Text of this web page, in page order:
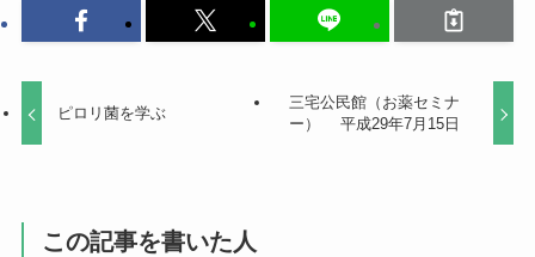
ピロリ菌を学ぶ
三宅公民館（お薬セミナ
ー） 平成29年7月15日
この記事を書いた人